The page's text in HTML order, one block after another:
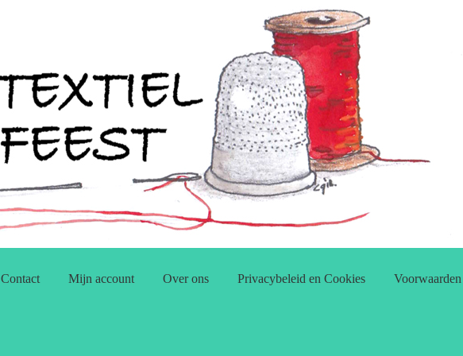
Contact Mijn account Over ons Privacybeleid en Cookies Voorwaarden